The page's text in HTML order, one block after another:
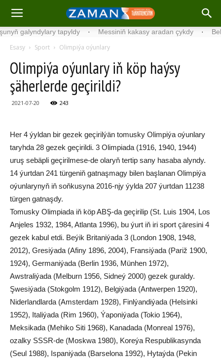
tapyldy · Messiniň kakasy aradan çykdy ·
Esasy Sport Olimpiýa oýunlary
Olimpiýa oýunlary iň köp haýsy
şäherlerde geçirildi?
2021-07-20 243
Her 4 ýyldan bir gezek geçirilýän tomusky Olimpiýa oýunlary
taryhda 28 gezek geçirildi. 3 Olimpiada (1916, 1940, 1944)
uruş sebäpli geçirilmese-de olaryň tertip sany hasaba alyndy.
14 ýurtdan 241 türgeniň gatnaşmagy bilen başlanan Olimpiýa
oýunlarynyň iň soňkusyna 2016-njy ýylda 207 ýurtdan 11238
türgen gatnaşdy.
Tomusky Olimpiada iň köp ABŞ-da geçirilip (St. Luis 1904, Los
Anjeles 1932, 1984, Atlanta 1996), bu ýurt iň iri sport çäresini 4
gezek kabul etdi. Beýik Britaniýada 3 (London 1908, 1948,
2012), Gresiýada (Afiny 1896, 2004), Fransiýada (Pariž 1900,
1924), Germaniýada (Berlin 1936, Münhen 1972),
Awstraliýada (Melburn 1956, Sidneý 2000) gezek guraldy.
Şwesiýada (Stokgolm 1912), Belgiýada (Antwerpen 1920),
Niderlandlarda (Amsterdam 1928), Finlýandiýada (Helsinki
1952), Italiýada (Rim 1960), Ýaponiýada (Tokio 1964),
Meksikada (Mehiko Siti 1968), Kanadada (Monreal 1976),
ozalky SSSR-de (Moskwa 1980), Koreýa Respublikasynda
(Seul 1988), Ispaniýada (Barselona 1992), Hytaýda (Pekin